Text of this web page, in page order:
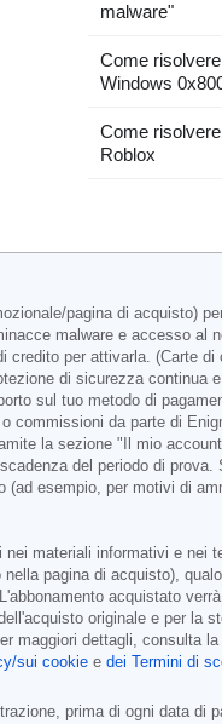
malware"
Come
Windows
Come
Roblox
pagina di acquisto)
malware e accesso al
per attivarla. (Carte
di sicurezza continua
sul tuo metodo di
commissioni da parte di
la sezione "Il mio
del periodo di prova.
esempio, per motivi di
materiali informativi e nei
pagina di acquisto),
acquistato verrà
originale e per la
maggiori dettagli, consulta
sui cookie e dei Termini di
prima di ogni data di